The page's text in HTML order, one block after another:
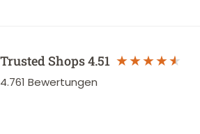
Trusted Shops4.51
4.761 Bewertungen